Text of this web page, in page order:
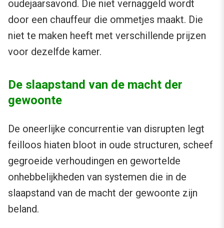
oudejaarsavond. Die niet vernaggeld wordt
door een chauffeur die ommetjes maakt. Die
niet te maken heeft met verschillende prijzen
voor dezelfde kamer.
De slaapstand van de macht der
gewoonte
De oneerlijke concurrentie van disrupten legt
feilloos hiaten bloot in oude structuren, scheef
gegroeide verhoudingen en gewortelde
onhebbelijkheden van systemen die in de
slaapstand van de macht der gewoonte zijn
beland.